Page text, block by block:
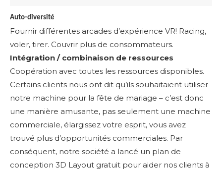
Auto-diversité
Fournir différentes arcades d’expérience VR! Racing,
voler, tirer. Couvrir plus de consommateurs.
Intégration / combinaison de ressources
Coopération avec toutes les ressources disponibles.
Certains clients nous ont dit qu’ils souhaitaient utiliser
notre machine pour la fête de mariage – c’est donc
une manière amusante, pas seulement une machine
commerciale, élargissez votre esprit, vous avez
trouvé plus d’opportunités commerciales. Par
conséquent, notre société a lancé un plan de
conception 3D Layout gratuit pour aider nos clients à